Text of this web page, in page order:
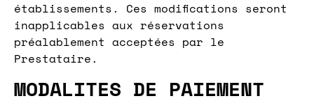
établissements. Ces modifications seront
inapplicables aux réservations
préalablement acceptées par le
Prestataire.
MODALITES DE PAIEMENT